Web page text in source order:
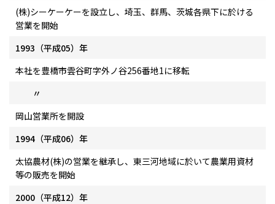
(株)シーケーケーを設立し、埼玉、群馬、茨城各県下に於ける
営業を開始
1993（平成05）年
本社を豊橋市雲谷町字外ノ谷256番地1に移転
〃
岡山営業所を開設
1994（平成06）年
太協農材(株)の営業を継承し、東三河地域に於いて農業用資材
等の販売を開始
2000（平成12）年